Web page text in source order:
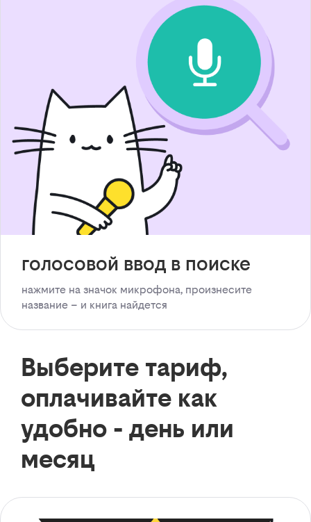
голосовой ввод в поиске
нажмите на значок микрофона, произнесите
название – и книга найдется
Выберите тариф,
оплачивайте как
удобно - день или
месяц